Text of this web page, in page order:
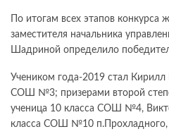
По итогам всех этапов
заместителя начальника
Шадриной определило
Учеником года-2019 стал Кирилл
СОШ №3; призерами второй
ученица 10 класса СОШ №4,
класса СОШ №10 п.Прохладного,